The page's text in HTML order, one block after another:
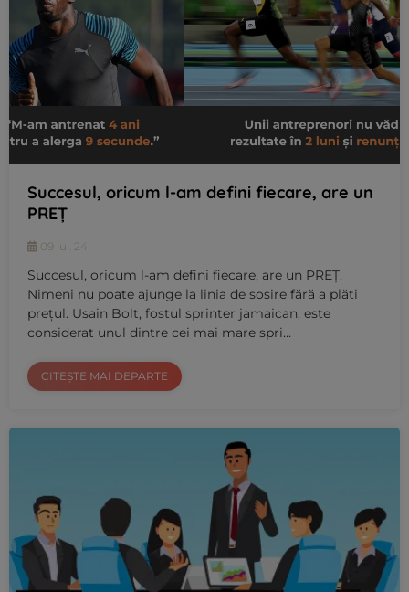
Succesul, oricum l-am defini fiecare, are un
PREȚ
09 iul. 24
Succesul, oricum l-am defini fiecare, are un PREȚ.
Nimeni nu poate ajunge la linia de sosire fără a plăti
prețul. Usain Bolt, fostul sprinter jamaican, este
considerat unul dintre cei mai mare spri…
CITEȘTE MAI DEPARTE